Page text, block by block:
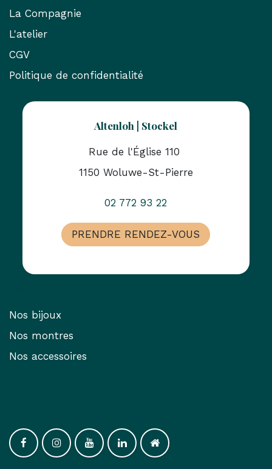
La Compagnie
L'atelier
CGV
Politique de confidentialité
Altenloh | Stockel
Rue de l'Église 110
1150 Woluwe-St-Pierre
02 772 93 22
PRENDRE RENDEZ-VOUS
Nos bijoux
Nos montres
Nos accessoires